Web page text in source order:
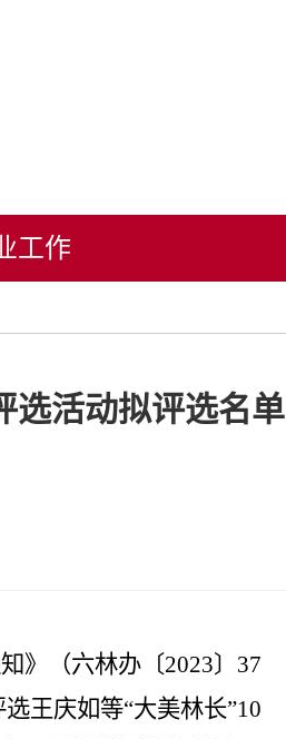
工作
选活动拟评选名单
》 （六林办〔2023〕37
选王庆如等“大美林长”10